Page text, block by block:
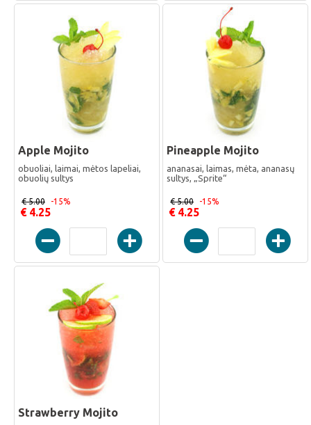
Apple Mojito
obuoliai, laimai, mėtos lapeliai,
obuolių sultys
€ 4.25
€ 5.00 -15%
Pineapple Mojito
ananasai, laimas, mėta, ananasų
sultys, „Sprite“
€ 4.25
€ 5.00 -15%
Strawberry Mojito